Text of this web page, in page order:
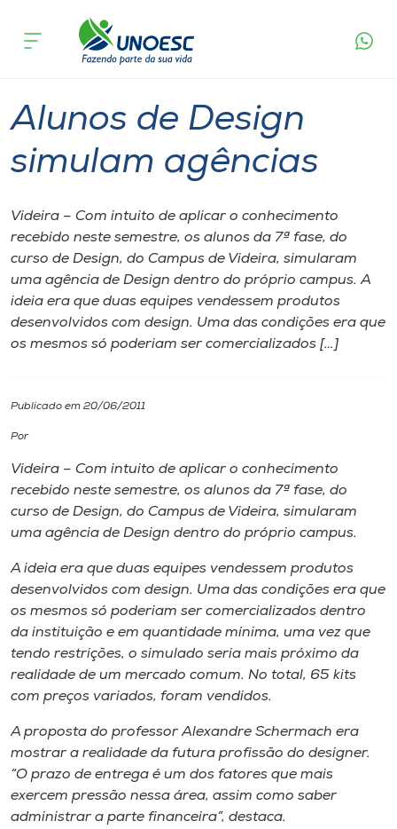
Cursos
Pesquisa
Portal de Ensino
A
I.nova
Diplomados
Cultura
CPA
Biblioteca
Editora
Rádio
Museu
Alunos de Design
simulam agências
Videira – Com intuito de aplicar o conhecimento
recebido neste semestre, os alunos da 7ª fase, do
curso de Design, do Campus de Videira, simularam
uma agência de Design dentro do próprio campus. A
ideia era que duas equipes vendessem produtos
desenvolvidos com design. Uma das condições era que
os mesmos só poderiam ser comercializados […]
Publicado em 20/06/2011
Por
Videira – Com intuito de aplicar o conhecimento
recebido neste semestre, os alunos da 7ª fase, do
curso de Design, do Campus de Videira, simularam
uma agência de Design dentro do próprio campus.
A ideia era que duas equipes vendessem produtos
desenvolvidos com design. Uma das condições era que
os mesmos só poderiam ser comercializados dentro
da instituição e em quantidade mínima, uma vez que
tendo restrições, o simulado seria mais próximo da
realidade de um mercado comum. No total, 65 kits
com preços variados, foram vendidos.
A proposta do professor Alexandre Schermach era
mostrar a realidade da futura profissão do designer.
“O prazo de entrega é um dos fatores que mais
exercem pressão nessa área, assim como saber
administrar a parte financeira”, destaca.